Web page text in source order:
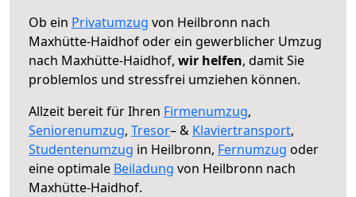
Ob ein Privatumzug von Heilbronn nach
Maxhütte-Haidhof oder ein gewerblicher Umzug
nach Maxhütte-Haidhof, wir helfen, damit Sie
problemlos und stressfrei umziehen können.
Allzeit bereit für Ihren Firmenumzug,
Seniorenumzug, Tresor– & Klaviertransport,
Studentenumzug in Heilbronn, Fernumzug oder
eine optimale Beiladung von Heilbronn nach
Maxhütte-Haidhof.